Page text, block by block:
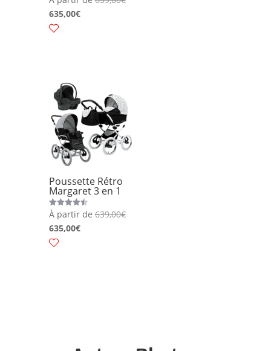
4.50
sur 5
635,00€
Poussette Rétro
Margaret 3 en 1
Note
4.50
sur 5
À partir de639,00€
635,00€